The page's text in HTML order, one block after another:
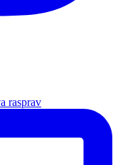
rasprav